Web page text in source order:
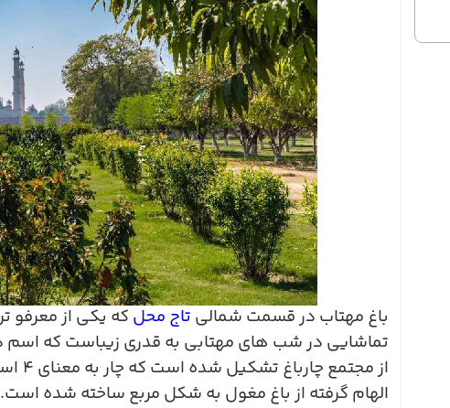
باغ مهتاب در قسمت شمالی تاج محل که یکی از معرفو
تماشایی در شب های مهتابی به قدری زیباست که اسم
از مجتمع چارباغ تشکیل شده است که چار به معنای ۴
الهام گرفته از باغ مغول به شکل مربع ساخته شده است.